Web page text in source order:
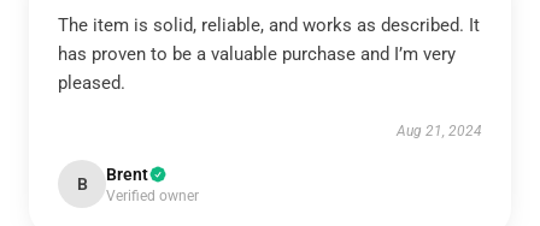
The item is solid, reliable, and works as described. It
has proven to be a valuable purchase and I’m very
pleased.
Aug 21, 2024
B Brent
Verified owner